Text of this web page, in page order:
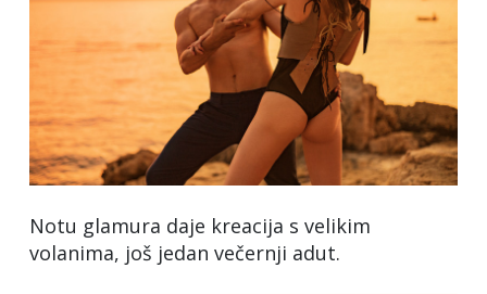
Notu glamura daje kreacija s velikim
volanima, još jedan večernji adut.